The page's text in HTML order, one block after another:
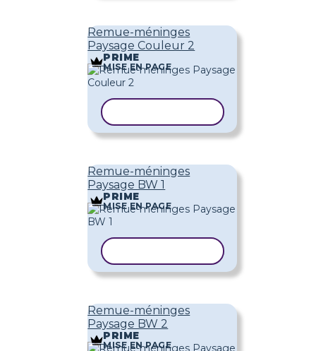
Remue-méninges
Paysage Couleur 2
PRIME
MISE EN PAGE
Remue-méninges
Paysage BW 1
PRIME
MISE EN PAGE
Remue-méninges
Paysage BW 2
PRIME
MISE EN PAGE